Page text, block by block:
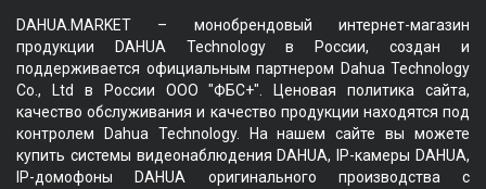
DAHUA.MARKET – монобрендовый интернет-магазин
продукции DAHUA Technology в России, создан и
поддерживается официальным партнером Dahua Technology
Co., Ltd в России ООО "ФБС+". Ценовая политика сайта,
качество обслуживания и качество продукции находятся под
контролем Dahua Technology. На нашем сайте вы можете
купить системы видеонаблюдения DAHUA, IP-камеры DAHUA,
IP-домофоны DAHUA оригинального производства с